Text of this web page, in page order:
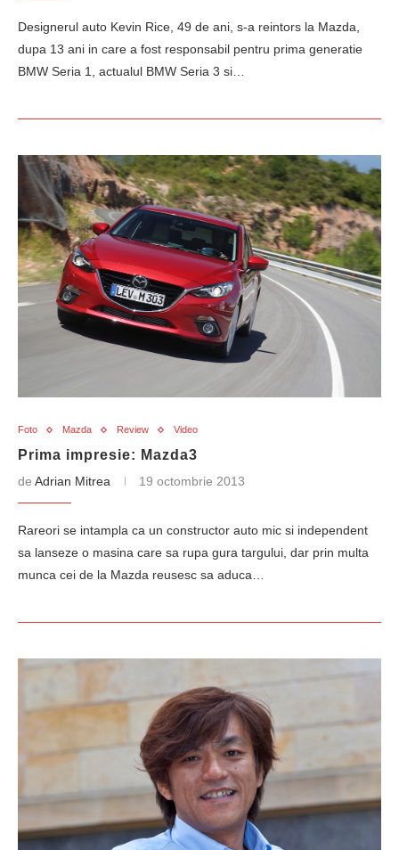
Designerul auto Kevin Rice, 49 de ani, s-a reintors la Mazda,
dupa 13 ani in care a fost responsabil pentru prima generatie
BMW Seria 1, actualul BMW Seria 3 si…
Foto Mazda Review Video
Prima impresie: Mazda3
de Adrian Mitrea 19 octombrie 2013
Rareori se intampla ca un constructor auto mic si independent
sa lanseze o masina care sa rupa gura targului, dar prin multa
munca cei de la Mazda reusesc sa aduca…